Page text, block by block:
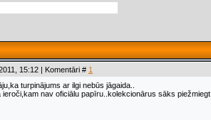
15:12 | Komentāri # 1
turpinājums ar ilgi nebūs jāgaida..
nav oficiālu papīru..kolekcionārus sāks piežmiegt.